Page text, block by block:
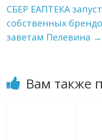
i
k
i
СБЕР ЕАПТЕКА
собственных
заветам Пелевина →
Вам также